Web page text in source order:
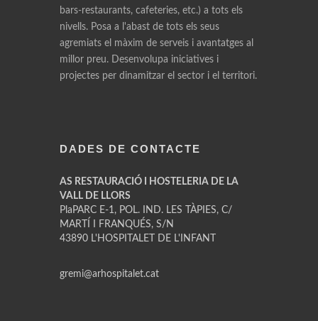
bars-restaurants, cafeteries, etc.) a tots els
nivells. Posa a l'abast de tots els seus
agremiats el màxim de serveis i avantatges al
millor preu. Desenvolupa iniciatives i
projectes per dinamitzar el sector i el territori.
DADES DE CONTACTE
AS RESTAURACIÓ I HOSTELERIA DE LA
VALL DE LLORS
PlaPARC E-1, POL. IND. LES TÀPIES, C/
MARTÍ I FRANQUÉS, S/N
43890 L'HOSPITALET DE L'INFANT
gremi@arhospitalet.cat